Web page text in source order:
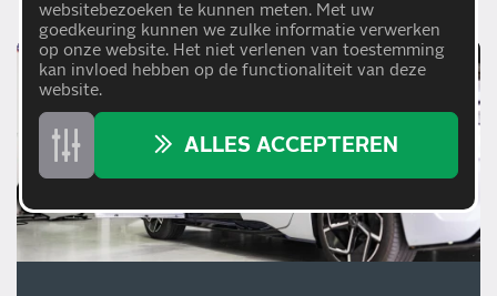
websitebezoeken te kunnen meten. Met uw
goedkeuring kunnen we zulke informatie verwerken
op onze website. Het niet verlenen van toestemming
kan invloed hebben op de functionaliteit van deze
website.
ALLES ACCEPTEREN